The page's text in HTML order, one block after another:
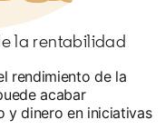
la rentabilidad
rendimiento de la
acabar
y dinero en iniciativas